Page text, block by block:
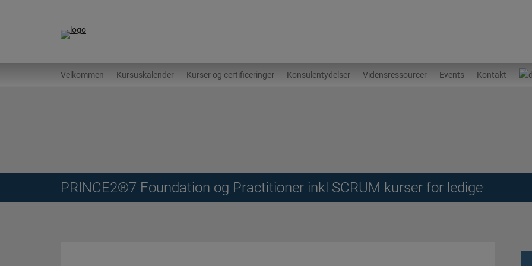
Velkommen
Kursuskalender Kurser og certificeringer Konsulentydelser Vidensressourcer Events Kontakt
PRINCE2®7 Foundation og Practitioner inkl SCRUM kurser for ledige